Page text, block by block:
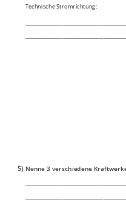
Technische Stromrichtung:
5) Nenne 3 verschiedene